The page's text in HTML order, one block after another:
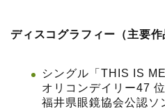
ディスコグラフィー（主要作
シングル「THIS IS
オリコンデイリー47
福井県眼鏡協会公認ソ